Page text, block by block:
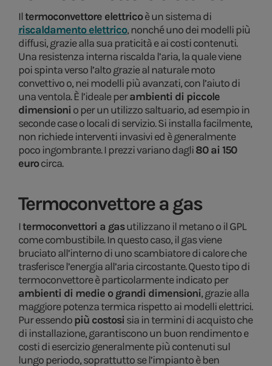
Iltermoconvettore elettricoè un sistema di
riscaldamento elettrico, nonché uno dei modelli più
diffusi, grazie alla sua praticità e ai costi contenuti.
Una resistenza interna riscalda l’aria, la quale viene
poi spinta verso l’alto grazie al naturale moto
convettivo o, nei modelli più avanzati, con l’aiuto di
una ventola. È l’ideale perambienti di piccole
dimensioni o per un utilizzo saltuario, ad esempio in
seconde case o locali di servizio. Si installa facilmente,
non richiede interventi invasivi ed è generalmente
poco ingombrante. I prezzi variano dagli80 ai 150
eurocirca.
Termoconvettore a gas
Itermoconvettori a gasutilizzano il metano o il GPL
come combustibile. In questo caso, il gas viene
bruciato all’interno di uno scambiatore di calore che
trasferisce l’energia all’aria circostante. Questo tipo di
termoconvettore è particolarmente indicato per
ambienti di medie o grandi dimensioni, grazie alla
maggiore potenza termica rispetto ai modelli elettrici.
Pur essendopiù costosi sia in termini di acquisto che
di installazione, garantiscono un buon rendimento e
costi di esercizio generalmente più contenuti sul
lungo periodo, soprattutto se l’impianto è ben